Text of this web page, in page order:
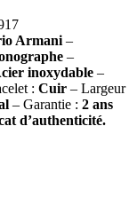
Armani –
–
inoxydable –
: Cuir – Largeur
– Garantie : 2 ans
d’authenticité.